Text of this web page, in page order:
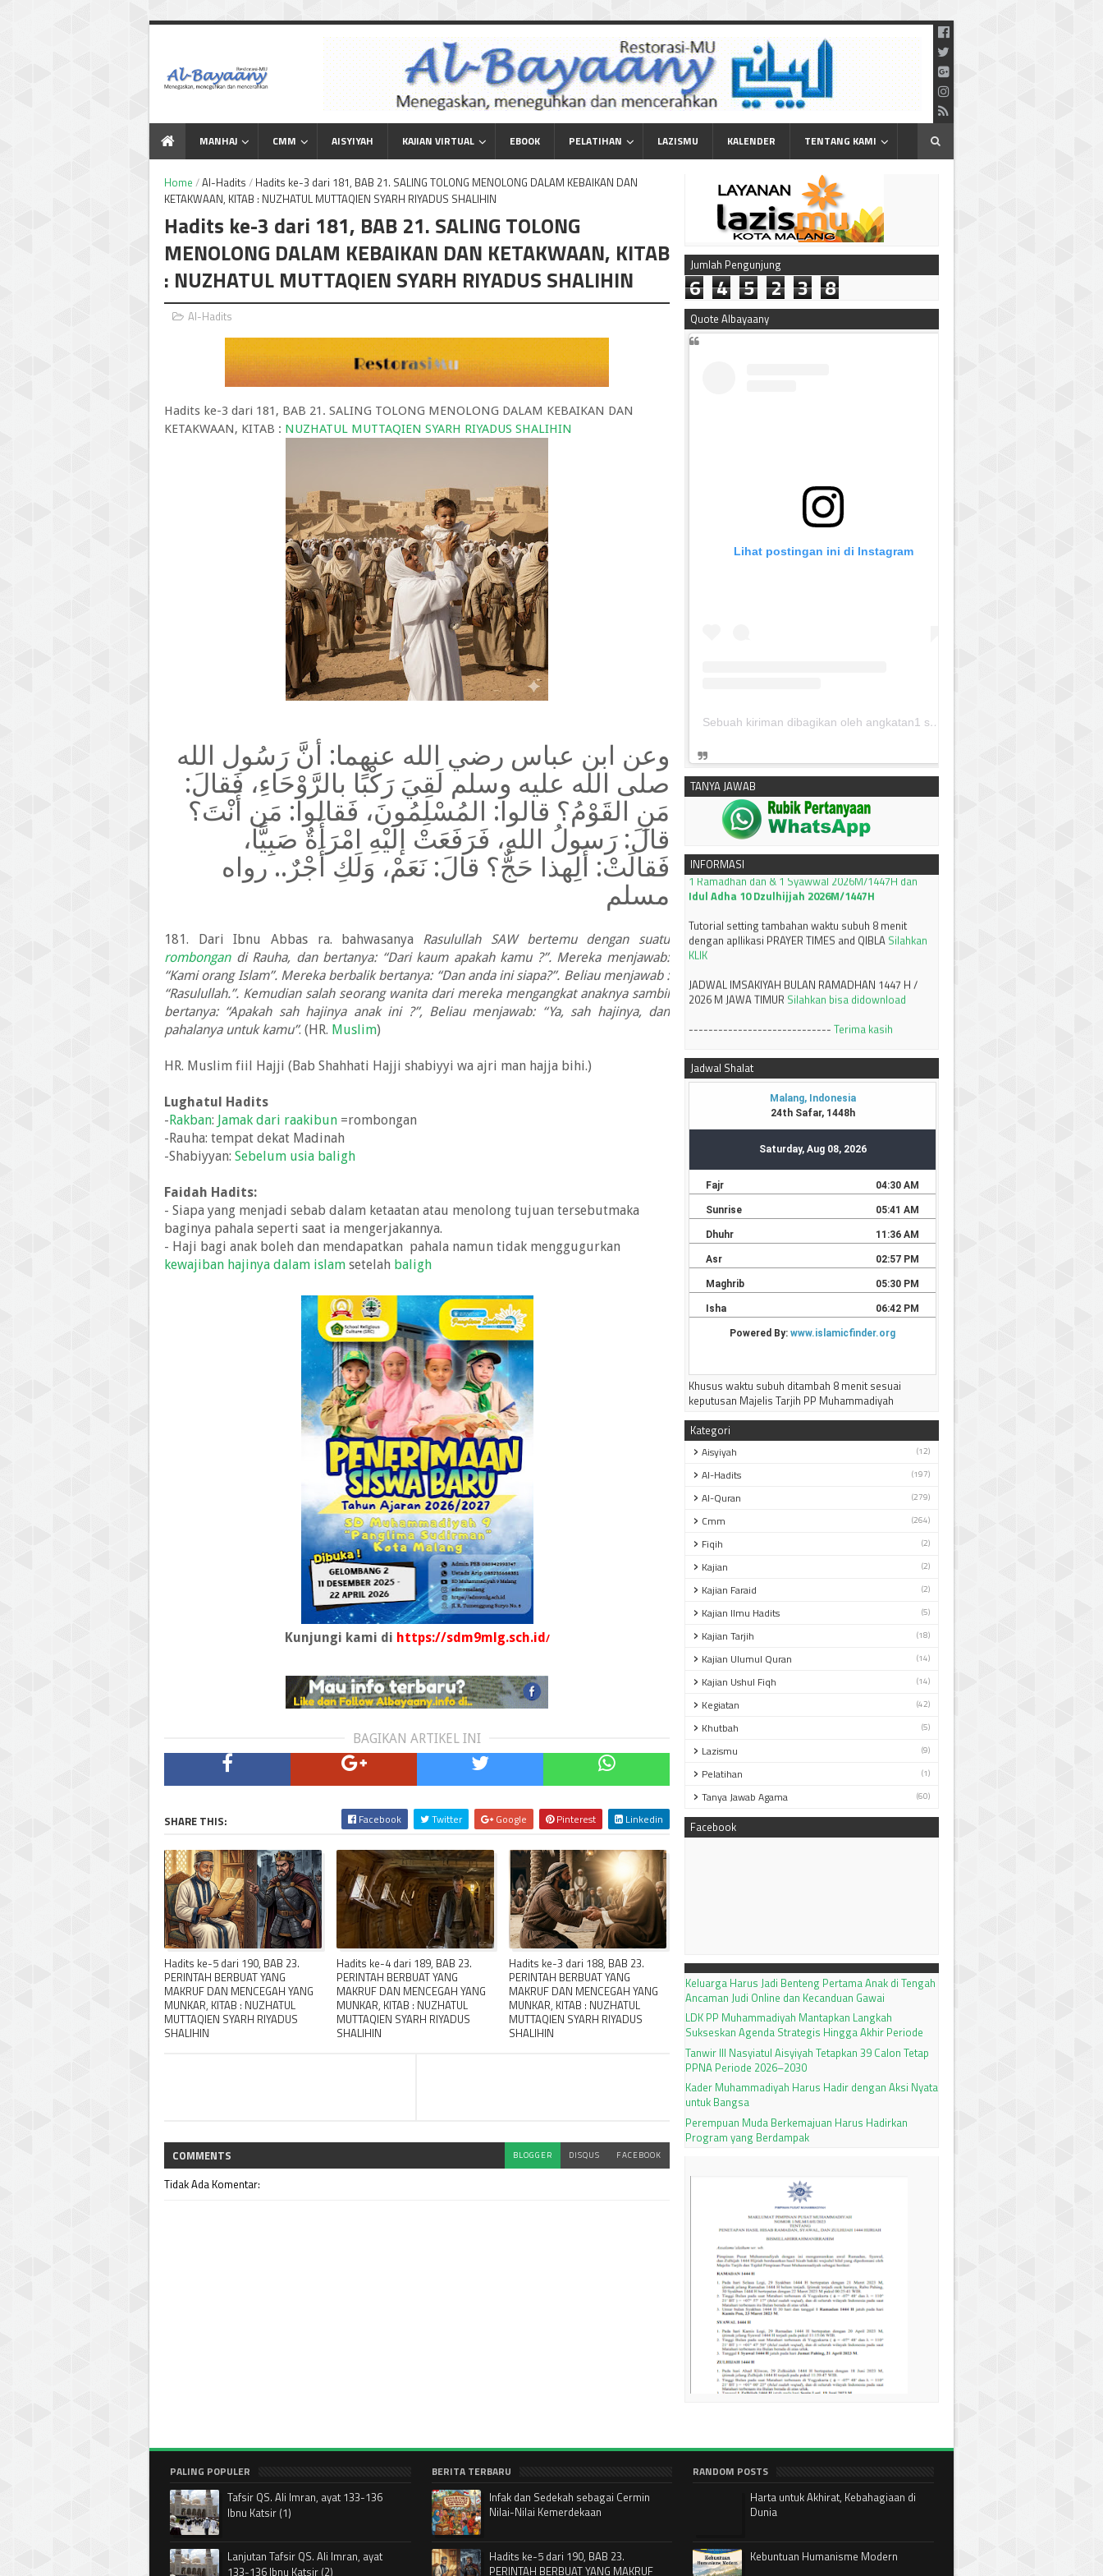
dan Mencerahkan
MANHAJ CMM AISYIYAH KAJIAN VIRTUAL EBOOK PELATIHAN LAZISMU KALENDER TENTANG KAMI
Home /Al-Hadits / Hadits ke-3 dari 181, BAB 21. SALING TOLONG MENOLONG DALAM KEBAIKAN DAN
KETAKWAAN, KITAB : NUZHATUL MUTTAQIEN SYARH RIYADUS SHALIHIN
Hadits ke-3 dari 181, BAB 21. SALING TOLONG
MENOLONG DALAM KEBAIKAN DAN KETAKWAAN, KITAB
: NUZHATUL MUTTAQIEN SYARH RIYADUS SHALIHIN
Al-Hadits
Hadits ke-3 dari 181, BAB 21. SALING TOLONG MENOLONG DALAM KEBAIKAN DAN
KETAKWAAN, KITAB : NUZHATUL MUTTAQIEN SYARH RIYADUS SHALIHIN
وعن ابن عباس رضي الله عنهما: أنَّ رَسُول الله
صلى الله عليه وسلم لَقِيَ رَكْبًا بالرَّوْحَاءِ، فَقالَ:
مَنِ القَوْمُ؟ قالوا: المُسْلِمُونَ، فَقالوا: مَن أَنْتَ؟
قالَ: رَسولُ اللهِ، فَرَفَعَتْ إلَيْهِ امْرَأَةٌ صَبِيًّا،
فَقالَتْ: أَلِهذا حَجٌّ؟ قالَ: نَعَمْ، وَلَكِ أَجْرٌ.. رواه
مسلم
181. Dari Ibnu Abbas ra. bahwasanya Rasulullah SAW bertemu dengan suatu
rombongandi Rauha, dan bertanya: “Dari kaum apakah kamu ?”. Mereka menjawab:
“Kami orang Islam”. Mereka berbalik bertanya: “Dan anda ini siapa?”. Beliau menjawab :
“Rasulullah.”. Kemudian salah seorang wanita dari mereka mengangkat anaknya sambil
bertanya: “Apakah sah hajinya anak ini ?”, Beliau menjawab: “Ya, sah hajinya, dan
pahalanya untuk kamu”. (HR. Muslim)
HR. Muslim fiil Hajji (Bab Shahhati Hajji shabiyyi wa ajri man hajja bihi.)
Lughatul Hadits
-Rakban: Jamak dari raakibun =rombongan
-Rauha: tempat dekat Madinah
-Shabiyyan: Sebelum usia baligh
Faidah Hadits:
- Siapa yang menjadi sebab dalam ketaatan atau menolong tujuan tersebutmaka
baginya pahala seperti saat ia mengerjakannya.
- Haji bagi anak boleh dan mendapatkan pahala namun tidak menggugurkan
kewajiban hajinya dalam islam setelah baligh
Kunjungi kami di https://sdm9mlg.sch.id/
BAGIKAN ARTIKEL INI
SHARE THIS: Facebook Twitter Google Pinterest Linkedin
Hadits ke-5 dari 190, BAB 23.
PERINTAH BERBUAT YANG
MAKRUF DAN MENCEGAH YANG
MUNKAR, KITAB : NUZHATUL
MUTTAQIEN SYARH RIYADUS
SHALIHIN
Hadits ke-4 dari 189, BAB 23.
PERINTAH BERBUAT YANG
MAKRUF DAN MENCEGAH YANG
MUNKAR, KITAB : NUZHATUL
MUTTAQIEN SYARH RIYADUS
SHALIHIN
Hadits ke-3 dari 188, BAB 23.
PERINTAH BERBUAT YANG
MAKRUF DAN MENCEGAH YANG
MUNKAR, KITAB : NUZHATUL
MUTTAQIEN SYARH RIYADUS
SHALIHIN
COMMENTS BLOGGER DISQUS FACEBOOK
Tidak Ada Komentar:
Jumlah Pengunjung
6 4 5 2 3 8
Quote Albayaany
Lihat postingan ini di Instagram
Sebuah kiriman dibagikan oleh angkatan1 skmm 2020 (@albayaanyinfo)
TANYA JAWAB
INFORMASI
silahkan klik untuk download:Keputusan Pimpinan
Pusat Muhammadiyah, Tentang Tanfidz Keputusan
Munas XXXI Tarjih: Tentang KRITERIA AWAL WAKTU
SUBUH
------------------------------
Silahkan klik untuk download:Keputusan Pimpinan
Pusat Muhammadiyah Tentang Tanggal Awal Puasa
1 Ramadhan dan & 1 Syawwal 2026M/1447H dan
Idul Adha 10 Dzulhijjah 2026M/1447H
Tutorial setting tambahan waktu subuh 8 menit
KLIK
JADWAL IMSAKIYAH BULAN RAMADHAN 1447 H /
-----------------------------Terima kasih
Jadwal Shalat
Khusus waktu subuh ditambah 8 menit sesuai
keputusan Majelis Tarjih PP Muhammadiyah
Kategori
Aisyiyah (12)
Al-Hadits (197)
Al-Quran (279)
Cmm (264)
Fiqih (2)
Kajian (2)
Kajian Faraid (2)
Kajian Ilmu Hadits (5)
Kajian Tarjih (18)
Kajian Ulumul Quran (14)
Kajian Ushul Fiqh (14)
Kegiatan (42)
Khutbah (5)
Lazismu (9)
Pelatihan (1)
Tanya Jawab Agama (60)
Facebook
Keluarga Harus Jadi Benteng Pertama Anak di Tengah
Ancaman Judi Online dan Kecanduan Gawai
LDK PP Muhammadiyah Mantapkan Langkah
Sukseskan Agenda Strategis Hingga Akhir Periode
Tanwir III Nasyiatul Aisyiyah Tetapkan 39 Calon Tetap
PPNA Periode 2026–2030
Kader Muhammadiyah Harus Hadir dengan Aksi Nyata
untuk Bangsa
Perempuan Muda Berkemajuan Harus Hadirkan
Program yang Berdampak
PALING POPULER
Tafsir QS. Ali Imran, ayat 133-136
Ibnu Katsir (1)
Lanjutan Tafsir QS. Ali Imran, ayat
133-136 Ibnu Katsir (2)
BERITA TERBARU
Infak dan Sedekah sebagai Cermin
Nilai-Nilai Kemerdekaan
Hadits ke-5 dari 190, BAB 23.
PERINTAH BERBUAT YANG MAKRUF
RANDOM POSTS
Harta untuk Akhirat, Kebahagiaan di
Dunia
Kebuntuan Humanisme Modern